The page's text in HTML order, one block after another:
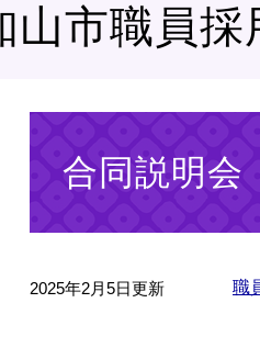
市職員採
合同説明会
2025年2月5日更新 職